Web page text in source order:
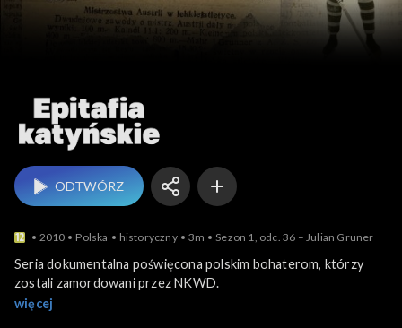
ODTWÓRZ
2010 Polska historyczny 3m Sezon 1, odc. 36 – Julian Gruner
Seria dokumentalna poświęcona polskim bohaterom, którzy
zostali zamordowani przez NKWD.
więcej